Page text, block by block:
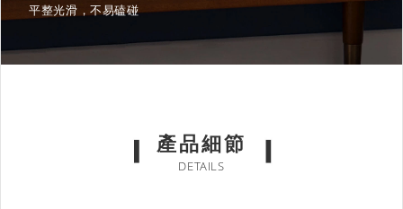
平整光滑，不易磕碰
產品細節
DETAILS